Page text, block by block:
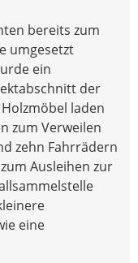
bereits zum
umgesetzt
ein
der
laden
zum Verweilen
zehn Fahrrädern
Ausleihen zur
eine